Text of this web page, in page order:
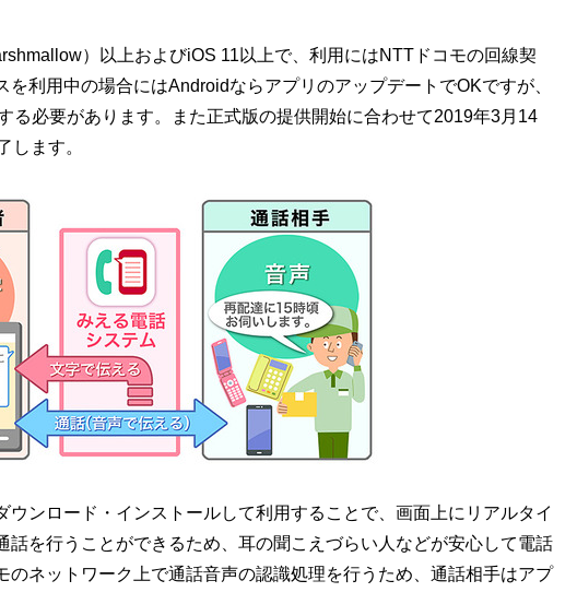
）以上およびiOS 11以上で、利用にはNTTドコモの回線契
利用中の場合にはAndroidならアプリのアップデートでOKですが、
る必要があります。また正式版の提供開始に合わせて2019年3月14
します。
ンロード・インストールして利用することで、画面上にリアルタイ
話を行うことができるため、耳の聞こえづらい人などが安心して電話
のネットワーク上で通話音声の認識処理を行うため、通話相手はアプ